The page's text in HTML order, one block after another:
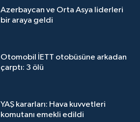
Azerbaycan ve Orta Asya liderleri
bir araya geldi
Otomobil İETT otobüsüne arkadan
çarptı: 3 ölü
YAŞ kararları: Hava kuvvetleri
komutanı emekli edildi